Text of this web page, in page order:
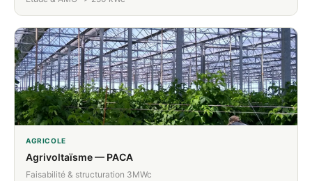
AGRICOLE
Agrivoltaïsme — PACA
Faisabilité & structuration 3MWc